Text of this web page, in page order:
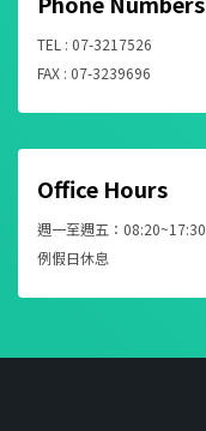
TEL : 07-3217526
FAX : 07-3239696
Office Hours
週一至週五：08:20~17:30
例假日休息